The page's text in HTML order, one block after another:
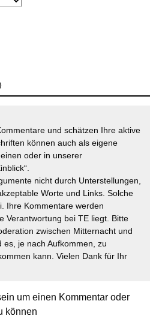
und schätzen Ihre aktive
können auch als eigene
oder in unserer
nicht durch Unterstellungen,
Worte und Links. Solche
Ihre Kommentare werden
Verantwortung bei TE liegt. Bitte
zwischen Mitternacht und
je nach Aufkommen, zu
kann. Vielen Dank für Ihr
um einen Kommentar oder
können